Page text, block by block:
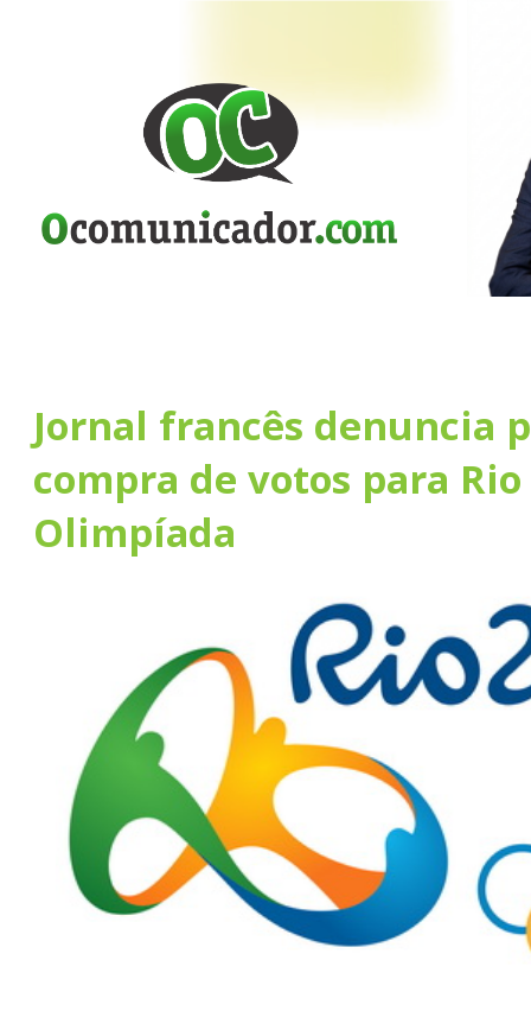
Jornal francês denuncia
compra de votos para
Olimpíada